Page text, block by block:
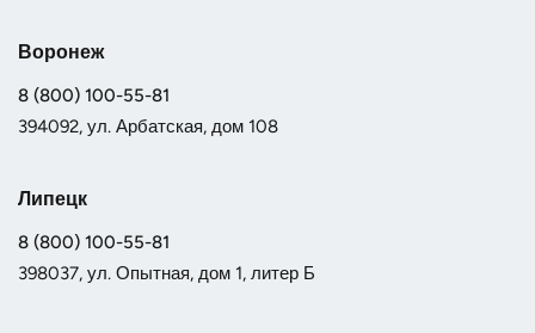
Воронеж
8 (800) 100-55-81
394092, ул. Арбатская, дом 108
Липецк
8 (800) 100-55-81
398037, ул. Опытная, дом 1, литер Б